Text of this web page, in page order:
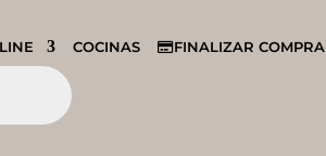
COCINAS FINALIZAR COMPRA